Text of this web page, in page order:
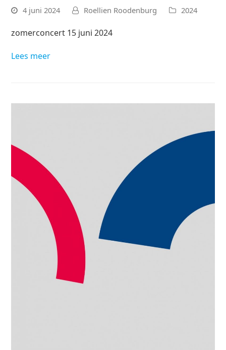
4 juni 2024 Roellien Roodenburg 2024
zomerconcert 15 juni 2024
Lees meer